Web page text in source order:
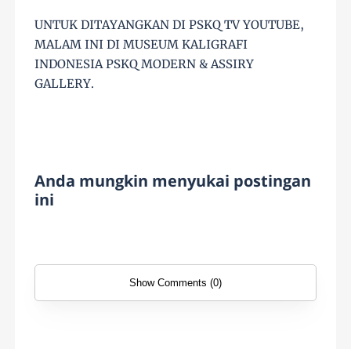
UNTUK DITAYANGKAN DI PSKQ TV YOUTUBE,
MALAM INI DI MUSEUM KALIGRAFI
INDONESIA PSKQ MODERN & ASSIRY
GALLERY.
Anda mungkin menyukai postingan
ini
Show Comments (0)